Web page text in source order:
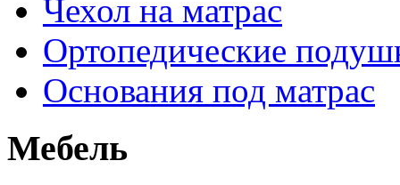
Чехол на матрас
Ортопедические
Основания под матрас
Мебель